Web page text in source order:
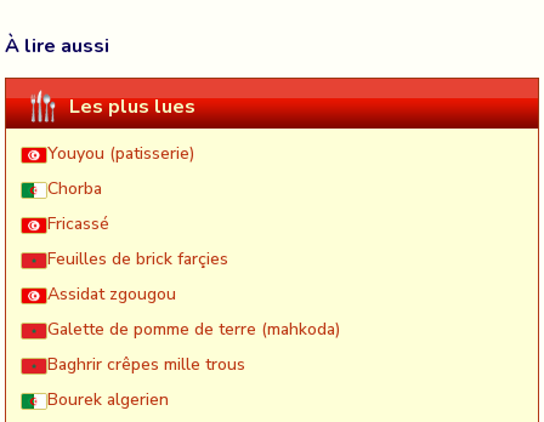
À lire aussi
Les plus lues
Youyou (patisserie)
Chorba
Fricassé
Feuilles de brick farçies
Assidat zgougou
Galette de pomme de terre (mahkoda)
Baghrir crêpes mille trous
Bourek algerien